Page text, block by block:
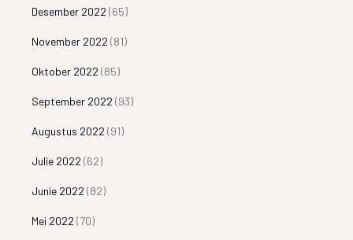
Desember 2022 (65)
November 2022 (81)
Oktober 2022 (85)
September 2022 (93)
Augustus 2022 (91)
Julie 2022 (62)
Junie 2022 (82)
Mei 2022 (70)